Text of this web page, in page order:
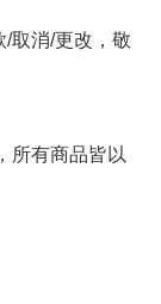
取消/更改，敬
所有商品皆以